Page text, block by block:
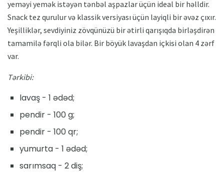
yeməyi yemək istəyən tənbəl aşpazlar üçün ideal bir həlldir.
Snack tez qurulur və klassik versiyası üçün layiqli bir əvəz çıxır.
Yeşilliklər, sevdiyiniz zövqünüzü bir ətirli qarışıqda birləşdirən
tamamilə fərqli ola bilər. Bir böyük lavaşdan içkisi olan 4 zərf
var.
Tərkibi:
lavaş - 1 ədəd;
pendir - 100 g;
pendir - 100 qr;
yumurta - 1 ədəd;
sarımsaq - 2 diş;